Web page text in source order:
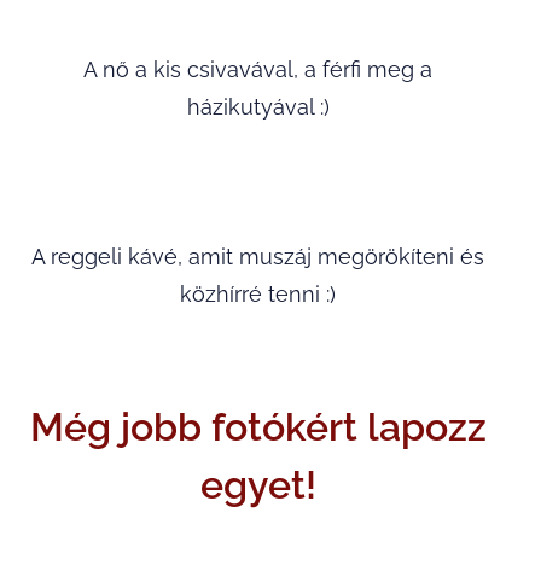
A nő a kis csivavával, a férfi meg a
házikutyával :)
A reggeli kávé, amit muszáj megörökíteni és
közhírré tenni :)
Még jobb fotókért lapozz
egyet!